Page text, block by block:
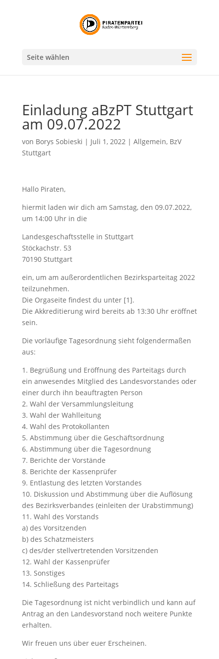
Seite wählen
Einladung aBzPT Stuttgart
am 09.07.2022
von Borys Sobieski | Juli 1, 2022| Allgemein, BzV
Stuttgart
Hallo Piraten,
hiermit laden wir dich am Samstag, den 09.07.2022,
um 14:00 Uhr in die
Landesgeschaftsstelle in Stuttgart
Stöckachstr. 53
70190 Stuttgart
ein, um am außerordentlichen Bezirksparteitag 2022
teilzunehmen.
Die Orgaseite findest du unter [1].
Die Akkreditierung wird bereits ab 13:30 Uhr eröffnet
sein.
Die vorläufige Tagesordnung sieht folgendermaßen
aus:
1. Begrüßung und Eröffnung des Parteitags durch
ein anwesendes Mitglied des Landesvorstandes oder
einer durch ihn beauftragten Person
2. Wahl der Versammlungsleitung
3. Wahl der Wahlleitung
4. Wahl des Protokollanten
5. Abstimmung über die Geschäftsordnung
6. Abstimmung über die Tagesordnung
7. Berichte der Vorstände
8. Berichte der Kassenprüfer
9. Entlastung des letzten Vorstandes
10. Diskussion und Abstimmung über die Auflösung
des Bezirksverbandes (einleiten der Urabstimmung)
11. Wahl des Vorstands
a) des Vorsitzenden
b) des Schatzmeisters
c) des/der stellvertretenden Vorsitzenden
12. Wahl der Kassenprüfer
13. Sonstiges
14. Schließung des Parteitags
Die Tagesordnung ist nicht verbindlich und kann auf
Antrag an den Landesvorstand noch weitere Punkte
erhalten.
Wir freuen uns über euer Erscheinen.